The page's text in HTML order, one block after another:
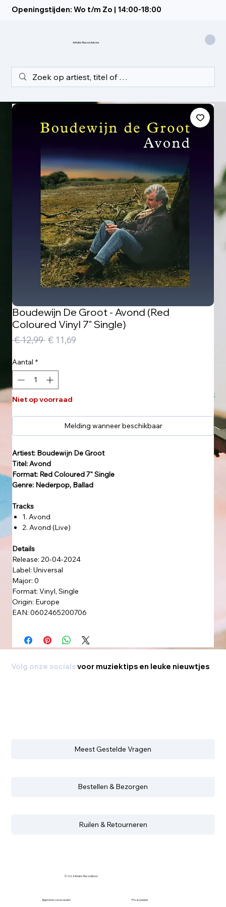
Openingstijden: Wo t/m Zo | 14:00-18:00
Artistic Recordstore
Boudewijn De Groot - Avond (Red
Coloured Vinyl 7" Single)
€ 12,99 Normale
€ 11,69
Aantal *
Niet op voorraad
Melding wanneer beschikbaar
Artiest: Boudewijn De Groot
Titel: Avond
Format: Red Coloured 7" Single
Genre: Nederpop, Ballad
Tracks
1. Avond
2. Avond (Live)
Details
Release: 20-04-2024
Label: Universal
Major: 0
Format: Vinyl, Single
Origin: Europe
EAN: 0602465200706
Volg onze socialsvoor muziektips en leuke nieuwtjes
Meest Gestelde Vragen
Bestellen & Bezorgen
Ruilen & Retourneren
Algemene voorwaarden Privacybeleid
© 2024 Artistic Recordstore